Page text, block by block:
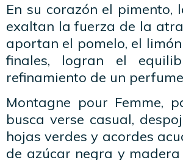
En su corazón el
exaltan la fuerza de la
aportan el pomelo, el
finales, logran el
refinamiento de un
Montagne pour Femme,
busca verse casual,
hojas verdes y acordes
de azúcar negra y